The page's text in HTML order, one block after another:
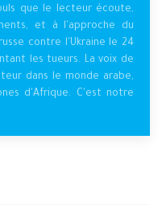
que le lecteur écoute,
et à l'approche du
contre l'Ukraine le 24
les tueurs. La voix de
dans le monde arabe,
d'Afrique. C'est notre